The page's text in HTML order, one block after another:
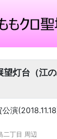
望灯台（江
演
二丁目 周辺